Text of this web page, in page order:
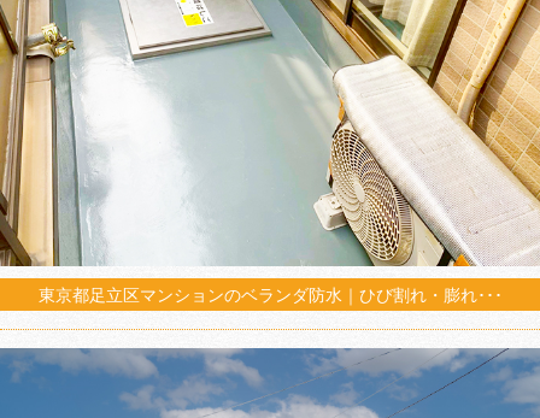
東京都足立区マンションのベランダ防水｜ひび割れ・膨れ･･･